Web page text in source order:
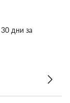
дни за